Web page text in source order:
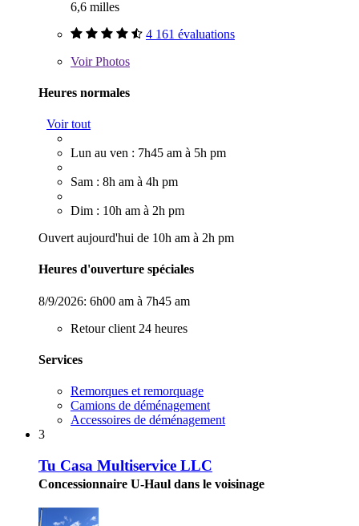
6,6 milles
4 161 évaluations
VoirPhotos
Heures normales
Voir tout
Lun au ven : 7h45 am à 5h pm
Sam : 8h am à 4h pm
Dim : 10h am à 2h pm
Ouvert aujourd'hui de 10h am à 2h pm
Heures d'ouverture spéciales
8/9/2026: 6h00 am à 7h45 am
Retour client 24 heures
Services
Remorques et remorquage
Camions de déménagement
Accessoires de déménagement
3
Tu Casa Multiservice LLC
Concessionnaire U-Haul dans le voisinage